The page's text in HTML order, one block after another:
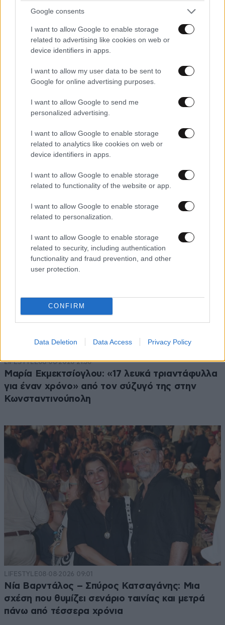
Google consents
I want to allow Google to enable storage
related to advertising like cookies on web or
device identifiers in apps.
I want to allow my user data to be sent to
Google for online advertising purposes.
I want to allow Google to send me
personalized advertising.
I want to allow Google to enable storage
related to analytics like cookies on web or
device identifiers in apps.
I want to allow Google to enable storage
related to functionality of the website or app.
I want to allow Google to enable storage
related to personalization.
I want to allow Google to enable storage
related to security, including authentication
functionality and fraud prevention, and other
user protection.
CONFIRM
Data Deletion Data Access Privacy Policy
LIFESTYLE08·08·2026 21:36
Μαρία Εκμεκτσίογλου: «17 λευκά τριαντάφυλλα
για έναν χρόνο» από τον σύζυγό της στην
Κωνσταντινούπολη
LIFESTYLE08·08·2026 09:01
Νία Βαρντάλος – Σπύρος Κατσαγάνης: Μια
σχέση που θυμίζει σενάριο ταινίας και μετρά
πάνω από τέσσερα χρόνια